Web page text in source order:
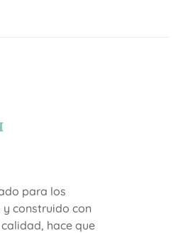
para los
y construido con
hace que